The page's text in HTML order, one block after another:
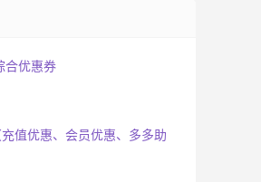
合优惠券
值优惠、会员优惠、多多助